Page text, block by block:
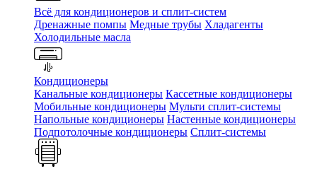
Всё для кондиционеров и сплит-систем
Дренажные помпы Медные трубы Хладагенты
Холодильные масла
Кондиционеры
Канальные кондиционеры Кассетные кондиционеры
Мобильные кондиционеры Мульти сплит-системы
Напольные кондиционеры Настенные кондиционеры
Подпотолочные кондиционеры Сплит-системы